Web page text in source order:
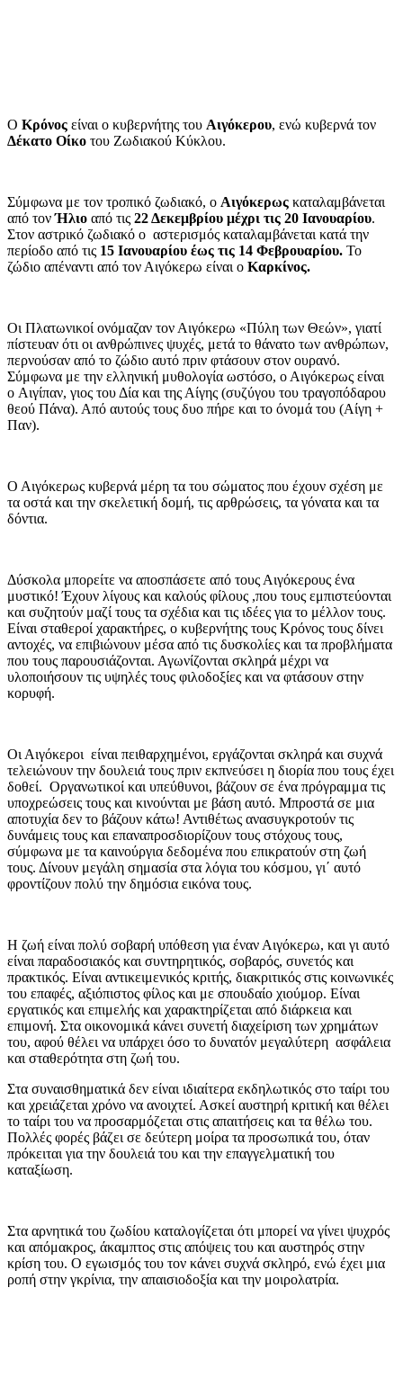
Ο Κρόνος είναι ο κυβερνήτης του Αιγόκερου, ενώ κυβερνά τον
Δέκατο Οίκο του Ζωδιακού Κύκλου.
Σύμφωνα με τον τροπικό ζωδιακό, ο Αιγόκερως καταλαμβάνεται
από τονΉλιο από τις 22 Δεκεμβρίου μέχρι τις 20 Ιανουαρίου.
Στον αστρικό ζωδιακό ο αστερισμός καταλαμβάνεται κατά την
περίοδο από τις 15 Ιανουαρίου έως τις 14 Φεβρουαρίου. Το
ζώδιο απέναντι από τον Αιγόκερω είναι ο Καρκίνος.
Οι Πλατωνικοί ονόμαζαν τον Αιγόκερω «Πύλη των Θεών», γιατί
πίστευαν ότι οι ανθρώπινες ψυχές, μετά το θάνατο των ανθρώπων,
περνούσαν από το ζώδιο αυτό πριν φτάσουν στον ουρανό.
Σύμφωνα με την ελληνική μυθολογία ωστόσο, ο Αιγόκερως είναι
ο Αιγίπαν, γιος του Δία και της Αίγης (συζύγου του τραγοπόδαρου
θεού Πάνα). Από αυτούς τους δυο πήρε και το όνομά του (Αίγη +
Παν).
Ο Αιγόκερως κυβερνά μέρη τα του σώματος που έχουν σχέση με
τα οστά και την σκελετική δομή, τις αρθρώσεις, τα γόνατα και τα
δόντια.
Δύσκολα μπορείτε να αποσπάσετε από τους Αιγόκερους ένα
μυστικό! Έχουν λίγους και καλούς φίλους ,που τους εμπιστεύονται
και συζητούν μαζί τους τα σχέδια και τις ιδέες για το μέλλον τους.
Είναι σταθεροί χαρακτήρες, ο κυβερνήτης τους Κρόνος τους δίνει
αντοχές, να επιβιώνουν μέσα από τις δυσκολίες και τα προβλήματα
που τους παρουσιάζονται. Αγωνίζονται σκληρά μέχρι να
υλοποιήσουν τις υψηλές τους φιλοδοξίες και να φτάσουν στην
κορυφή.
Οι Αιγόκεροι είναι πειθαρχημένοι, εργάζονται σκληρά και συχνά
τελειώνουν την δουλειά τους πριν εκπνεύσει η διορία που τους έχει
δοθεί. Οργανωτικοί και υπεύθυνοι, βάζουν σε ένα πρόγραμμα τις
υποχρεώσεις τους και κινούνται με βάση αυτό. Μπροστά σε μια
αποτυχία δεν το βάζουν κάτω! Αντιθέτως ανασυγκροτούν τις
δυνάμεις τους και επαναπροσδιορίζουν τους στόχους τους,
σύμφωνα με τα καινούργια δεδομένα που επικρατούν στη ζωή
τους. Δίνουν μεγάλη σημασία στα λόγια του κόσμου, γι΄ αυτό
φροντίζουν πολύ την δημόσια εικόνα τους.
Η ζωή είναι πολύ σοβαρή υπόθεση για έναν Αιγόκερω, και γι αυτό
είναι παραδοσιακός και συντηρητικός, σοβαρός, συνετός και
πρακτικός. Είναι αντικειμενικός κριτής, διακριτικός στις κοινωνικές
του επαφές, αξιόπιστος φίλος και με σπουδαίο χιούμορ. Είναι
εργατικός και επιμελής και χαρακτηρίζεται από διάρκεια και
επιμονή. Στα οικονομικά κάνει συνετή διαχείριση των χρημάτων
του, αφού θέλει να υπάρχει όσο το δυνατόν μεγαλύτερη ασφάλεια
και σταθερότητα στη ζωή του.
Στα συναισθηματικά δεν είναι ιδιαίτερα εκδηλωτικός στο ταίρι του
και χρειάζεται χρόνο να ανοιχτεί. Ασκεί αυστηρή κριτική και θέλει
το ταίρι του να προσαρμόζεται στις απαιτήσεις και τα θέλω του.
Πολλές φορές βάζει σε δεύτερη μοίρα τα προσωπικά του, όταν
πρόκειται για την δουλειά του και την επαγγελματική του
καταξίωση.
Στα αρνητικά του ζωδίου καταλογίζεται ότι μπορεί να γίνει ψυχρός
και απόμακρος, άκαμπτος στις απόψεις του και αυστηρός στην
κρίση του. Ο εγωισμός του τον κάνει συχνά σκληρό, ενώ έχει μια
ροπή στην γκρίνια, την απαισιοδοξία και την μοιρολατρία.